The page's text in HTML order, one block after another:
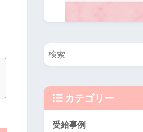
カテゴリー
受給事例